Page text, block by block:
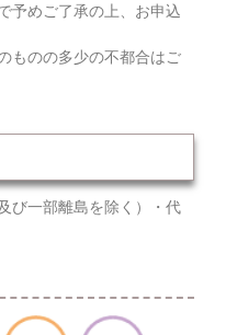
予めご了承の上、お申込
ものの多少の不都合はご
び一部離島を除く）・代